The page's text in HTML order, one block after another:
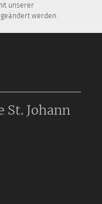
unserer
werden.
St. Johann